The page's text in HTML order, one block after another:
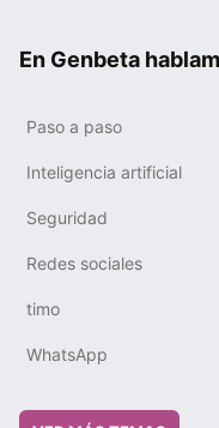
En Genbeta
Paso a paso
Inteligencia artificial
Seguridad
Redes sociales
timo
WhatsApp